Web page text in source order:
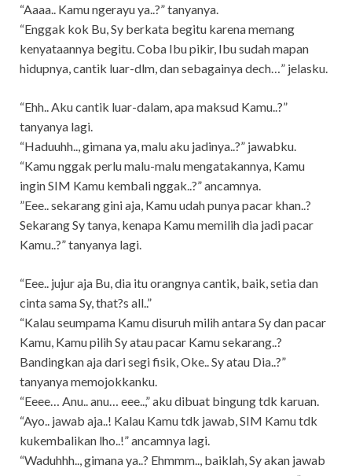
“Aaaa.. Kamu ngerayu ya..?” tanyanya.
“Enggak kok Bu, Sy berkata begitu karena memang
kenyataannya begitu. Coba Ibu pikir, Ibu sudah mapan
hidupnya, cantik luar-dlm, dan sebagainya dech…” jelasku.
“Ehh.. Aku cantik luar-dalam, apa maksud Kamu..?”
tanyanya lagi.
“Haduuhh.., gimana ya, malu aku jadinya..?” jawabku.
“Kamu nggak perlu malu-malu mengatakannya, Kamu
ingin SIM Kamu kembali nggak..?” ancamnya.
”Eee.. sekarang gini aja, Kamu udah punya pacar khan..?
Sekarang Sy tanya, kenapa Kamu memilih dia jadi pacar
Kamu..?” tanyanya lagi.
“Eee.. jujur aja Bu, dia itu orangnya cantik, baik, setia dan
cinta sama Sy, that?s all..”
“Kalau seumpama Kamu disuruh milih antara Sy dan pacar
Kamu, Kamu pilih Sy atau pacar Kamu sekarang..?
Bandingkan aja dari segi fisik, Oke.. Sy atau Dia..?”
tanyanya memojokkanku.
“Eeee… Anu.. anu… eee..,” aku dibuat bingung tdk karuan.
“Ayo.. jawab aja..! Kalau Kamu tdk jawab, SIM Kamu tdk
kukembalikan lho..!” ancamnya lagi.
“Waduhhh.., gimana ya..? Ehmmm.., baiklah, Sy akan jawab